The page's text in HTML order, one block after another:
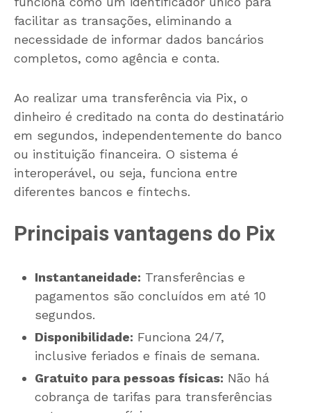
facilitar as transações, eliminando a
necessidade de informar dados bancários
completos, como agência e conta.
Ao realizar uma transferência via Pix, o
dinheiro é creditado na conta do destinatário
em segundos, independentemente do banco
ou instituição financeira. O sistema é
interoperável, ou seja, funciona entre
diferentes bancos e fintechs.
Principais vantagens do Pix
Instantaneidade: Transferências e
pagamentos são concluídos em até 10
segundos.
Disponibilidade: Funciona 24/7,
inclusive feriados e finais de semana.
Gratuito para pessoas físicas: Não há
cobrança de tarifas para transferências